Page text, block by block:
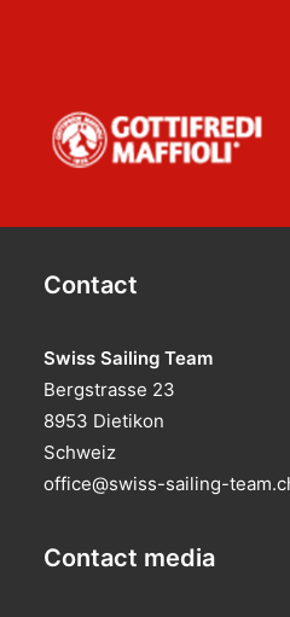
Contact
Swiss Sailing Team
Bergstrasse 23
8953 Dietikon
Schweiz
office@swiss-sailing-
Contact media